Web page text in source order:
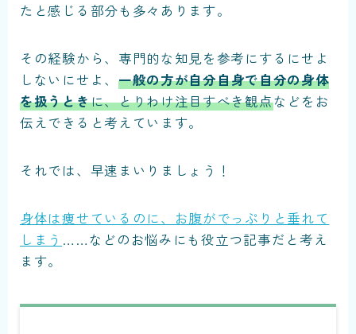
たと感じる部分も多々あります。
その経験から、専門的な知見を参考にするにせよ
しないにせよ、 一般の方が自分自身で自分の身体
を扱うときに、とりわけ注目すべき観点などをお
伝えできると考えています。
それでは、早速まいりましょう！
身体は痩せているのに、お腹がでっぷりと垂れて
しまう ……などのお悩みにも役立つ記事だと考え
ます。